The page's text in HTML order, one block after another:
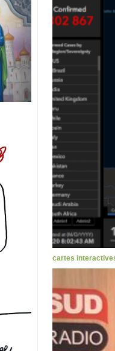
cartes